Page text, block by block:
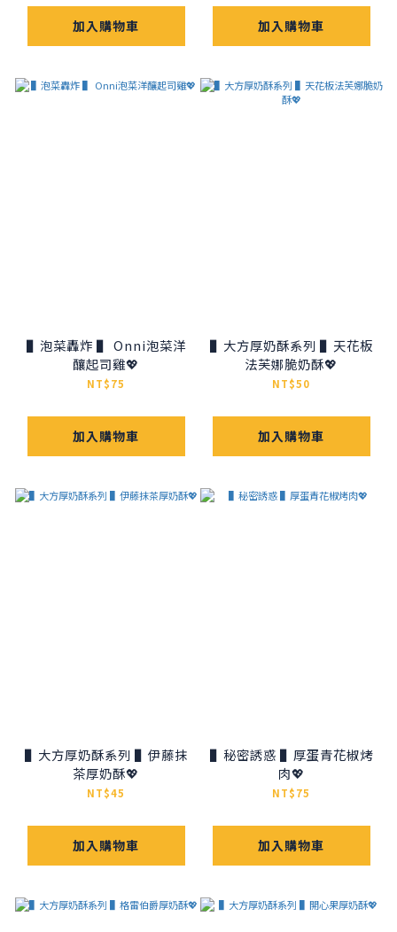
加入購物車 加入購物車
▌泡菜轟炸 ▌ Onni泡菜洋
釀起司雞💖
NT$75
加入購物車
▌大方厚奶酥系列 ▌天花板
法芙娜脆奶酥💖
NT$50
加入購物車
▌大方厚奶酥系列 ▌伊藤抹
茶厚奶酥💖
NT$45
加入購物車
▌秘密誘惑 ▌厚蛋青花椒烤
肉💖
NT$75
加入購物車